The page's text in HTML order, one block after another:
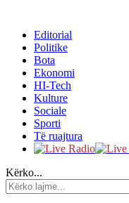
Editorial
Politike
Bota
Ekonomi
HI-Tech
Kulture
Sociale
Sporti
Të ruajtura
Kërko...